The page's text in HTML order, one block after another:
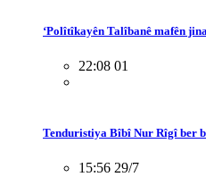
‘Polîtîkayên Talîbanê mafên
22:08 01
Tenduristiya Bîbî Nur Rîgî ber
15:56 29/7